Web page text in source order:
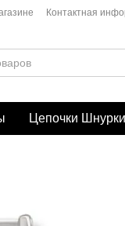
Контактная
Цепочки Шнурки